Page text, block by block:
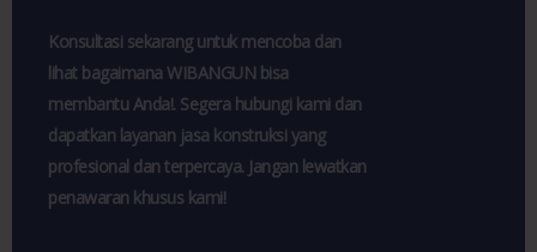
Konsultasi sekarang untuk mencoba dan
lihat bagaimana WIBANGUN bisa
membantu Anda!. Segera hubungi kami dan
dapatkan layanan jasa konstruksi yang
profesional dan terpercaya. Jangan lewatkan
penawaran khusus kami!